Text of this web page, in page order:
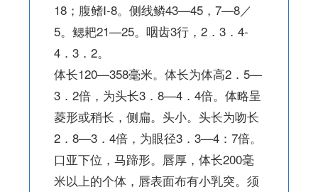
18；腹鳍Ⅰ-8。侧线鳞43—45，7—8／
5。鳃耙21—25。咽齿3行，2．3．4-
4．3．2。
体长120—358毫米。体长为体高2．5—
3．2倍，为头长3．8—4．4倍。体略呈
菱形或稍长，侧扁。头小。头长为吻长
2．8—3．4倍，为眼径3．3—4：7倍。
口亚下位，马蹄形。唇厚，体长200毫
米以上的个体，唇表面布有小乳突。须